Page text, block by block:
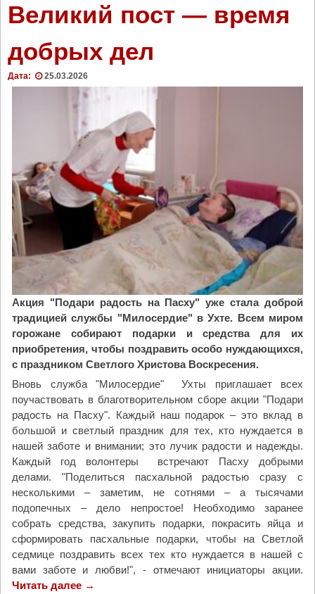
и
ё
м
р
а
б
о
т
н
к
у
р
с
«
в
е
т
о
т
е
ч
Великий пост — время
добрых дел
Дата: 25.03.2026
Акция "Подари радость на Пасху" уже стала доброй
традицией службы "Милосердие" в Ухте. Всем миром
горожане собирают подарки и средства для их
приобретения, чтобы поздравить особо нуждающихся,
с праздником Светлого Христова Воскресения.
Вновь служба "Милосердие" Ухты приглашает всех
поучаствовать в благотворительном сборе акции "Подари
радость на Пасху". Каждый наш подарок – это вклад в
большой и светлый праздник для тех, кто нуждается в
нашей заботе и внимании; это лучик радости и надежды.
Каждый год волонтеры встречают Пасху добрыми
делами. "Поделиться пасхальной радостью сразу с
несколькими – заметим, не сотнями – а тысячами
подопечных – дело непростое! Необходимо заранее
собрать средства, закупить подарки, покрасить яйца и
сформировать пасхальные подарки, чтобы на Светлой
седмице поздравить всех тех кто нуждается в нашей с
вами заботе и любви!", - отмечают инициаторы акции.
Читать далее "→